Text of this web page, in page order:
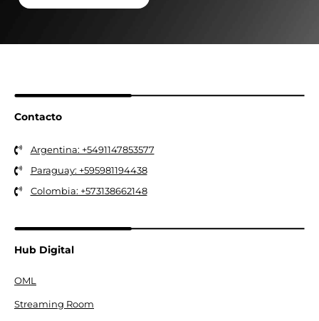
Hub Digital
OML
Streaming Room
Contacto
Argentina: +5491147853577
Paraguay: +595981194438
Colombia: +573138662148